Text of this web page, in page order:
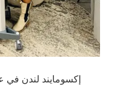
إكسومايند لندن في